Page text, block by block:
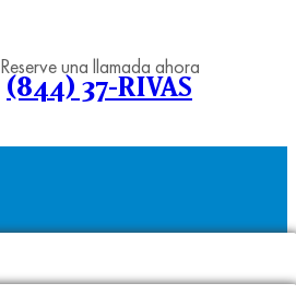
Reserve una llamada ahora
(844) 37-RIVAS